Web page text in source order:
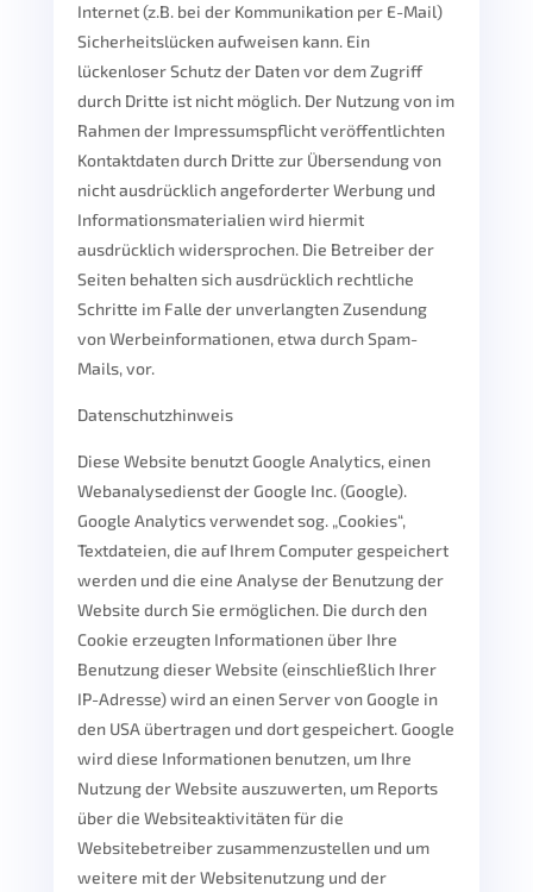
Internet (z.B. bei der Kommunikation per E-Mail)
Sicherheitslücken aufweisen kann. Ein
lückenloser Schutz der Daten vor dem Zugriff
durch Dritte ist nicht möglich. Der Nutzung von im
Rahmen der Impressumspflicht veröffentlichten
Kontaktdaten durch Dritte zur Übersendung von
nicht ausdrücklich angeforderter Werbung und
Informationsmaterialien wird hiermit
ausdrücklich widersprochen. Die Betreiber der
Seiten behalten sich ausdrücklich rechtliche
Schritte im Falle der unverlangten Zusendung
von Werbeinformationen, etwa durch Spam-
Mails, vor.
Datenschutzhinweis
Diese Website benutzt Google Analytics, einen
Webanalysedienst der Google Inc. (Google).
Google Analytics verwendet sog. „Cookies“,
Textdateien, die auf Ihrem Computer gespeichert
werden und die eine Analyse der Benutzung der
Website durch Sie ermöglichen. Die durch den
Cookie erzeugten Informationen über Ihre
Benutzung dieser Website (einschließlich Ihrer
IP-Adresse) wird an einen Server von Google in
den USA übertragen und dort gespeichert. Google
wird diese Informationen benutzen, um Ihre
Nutzung der Website auszuwerten, um Reports
über die Websiteaktivitäten für die
Websitebetreiber zusammenzustellen und um
weitere mit der Websitenutzung und der